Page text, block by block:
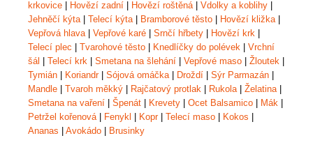
krkovice
Hovězí zadní Hovězí roštěná| Vdolky a koblihy
Jehněčí kýta| Telecí kýta| Bramborové těsto Hovězí kližka|
Vepřová hlava| Vepřové karé Srnčí hřbety Hovězí krk
Telecí plec
Tvarohové těsto Knedlíčky do polévek
Vrchní
šál
Telecí krk Smetana na šlehání Vepřové maso Žloutek
Tymián
Koriandr| Sójová omáčka| Droždí Sýr Parmazán
Mandle
Tvaroh měkký Rajčatový protlak Rukola| Želatina|
Smetana na vaření
Špenát Krevety Ocet Balsamico Mák
Petržel kořenová| Fenykl Kopr| Telecí maso Kokos
Ananas
Avokádo Brusinky